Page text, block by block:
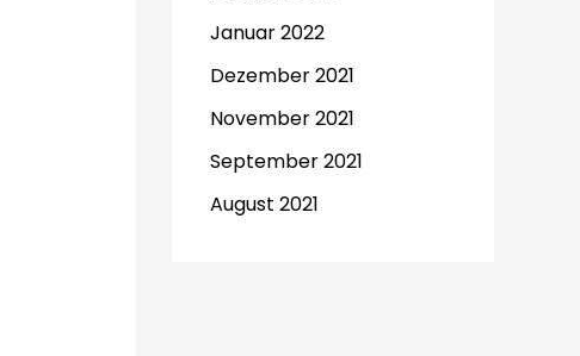
Januar 2022
Dezember 2021
November 2021
September 2021
August 2021